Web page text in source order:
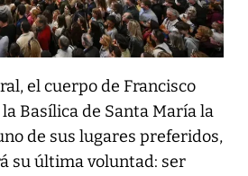
el cuerpo de Francisco
Basílica de Santa María la
de sus lugares preferidos,
su última voluntad: ser